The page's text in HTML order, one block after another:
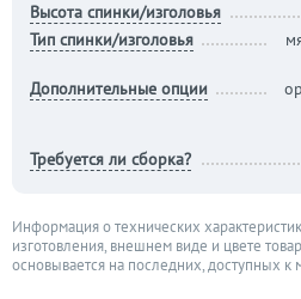
Высота спинки/изголовья
Тип спинки/изголовья
Дополнительные опции
Требуется ли сборка?
Информация о технических
изготовления, внешнем виде и цвете
основывается на последних, доступных к